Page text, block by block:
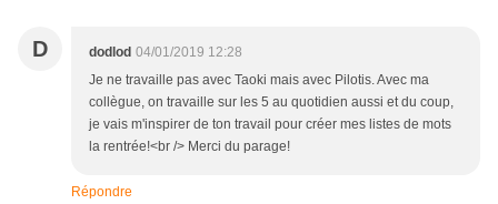
D dodlod 04/01/2019 12:28
Je ne travaille pas avec Taoki mais avec Pilotis. Avec ma
collègue, on travaille sur les 5 au quotidien aussi et du coup,
je vais m'inspirer de ton travail pour créer mes listes de mots
la rentrée!<br /> Merci du parage!
Répondre